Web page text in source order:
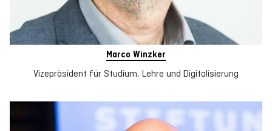
Marco Winzker
Vizepräsident für Studium, Lehre und Digitalisierung